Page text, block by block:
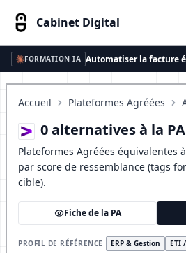
Cabinet Digital
FORMATION IA
Accueil Plateformes Agréées
0 alternatives à la PA
Plateformes Agréées équivalentes à
par score de ressemblance (tags
cible).
Fiche de la PA
PROFIL DE RÉFÉRENCE ERP & Gestion ETI